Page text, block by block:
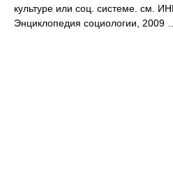
культуре или соц. системе. см.
Энциклопедия социологии,